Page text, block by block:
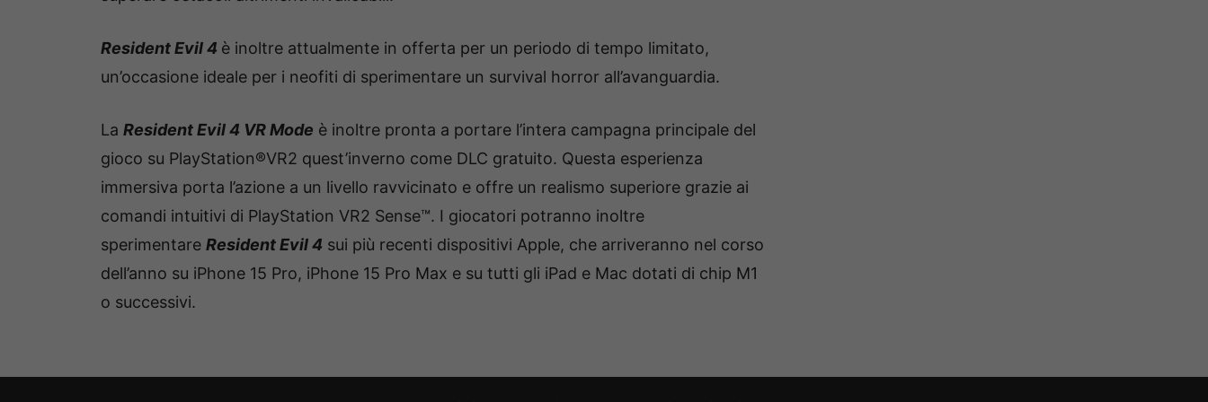
Resident Evil 4 è inoltre attualmente in offerta per un periodo di tempo limitato,
un’occasione ideale per i neofiti di sperimentare un survival horror all’avanguardia.
La Resident Evil 4 VR Mode è inoltre pronta a portare l’intera campagna principale del
gioco su PlayStation®VR2 quest’inverno come DLC gratuito. Questa esperienza
immersiva porta l’azione a un livello ravvicinato e offre un realismo superiore grazie ai
comandi intuitivi di PlayStation VR2 Sense™. I giocatori potranno inoltre
sperimentare Resident Evil 4 sui più recenti dispositivi Apple, che arriveranno nel corso
dell’anno su iPhone 15 Pro, iPhone 15 Pro Max e su tutti gli iPad e Mac dotati di chip M1
o successivi.